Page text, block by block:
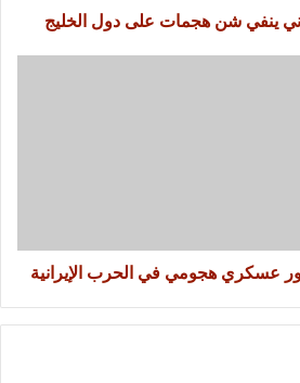
ينفي شن هجمات على دول الخليج
عسكري هجومي في الحرب الإيرانية